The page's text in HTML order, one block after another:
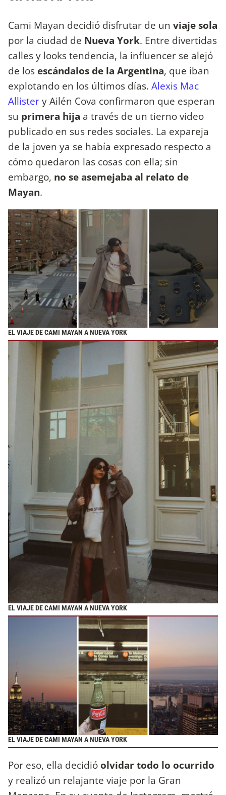
Cami Mayan decidió disfrutar de un viaje sola
por la ciudad de Nueva York. Entre divertidas
calles y looks tendencia, la influencer se alejó
de los escándalos de la Argentina, que iban
explotando en los últimos días. Alexis Mac
Allistery Ailén Cova confirmaron que esperan
su primera hija a través de un tierno video
publicado en sus redes sociales. La expareja
de la joven ya se había expresado respecto a
cómo quedaron las cosas con ella; sin
embargo, no se asemejaba al relato de
Mayan.
EL VIAJE DE CAMI MAYAN A NUEVA YORK
EL VIAJE DE CAMI MAYAN A NUEVA YORK
EL VIAJE DE CAMI MAYAN A NUEVA YORK
Por eso, ella decidió olvidar todo lo ocurrido
y realizó un relajante viaje por la Gran